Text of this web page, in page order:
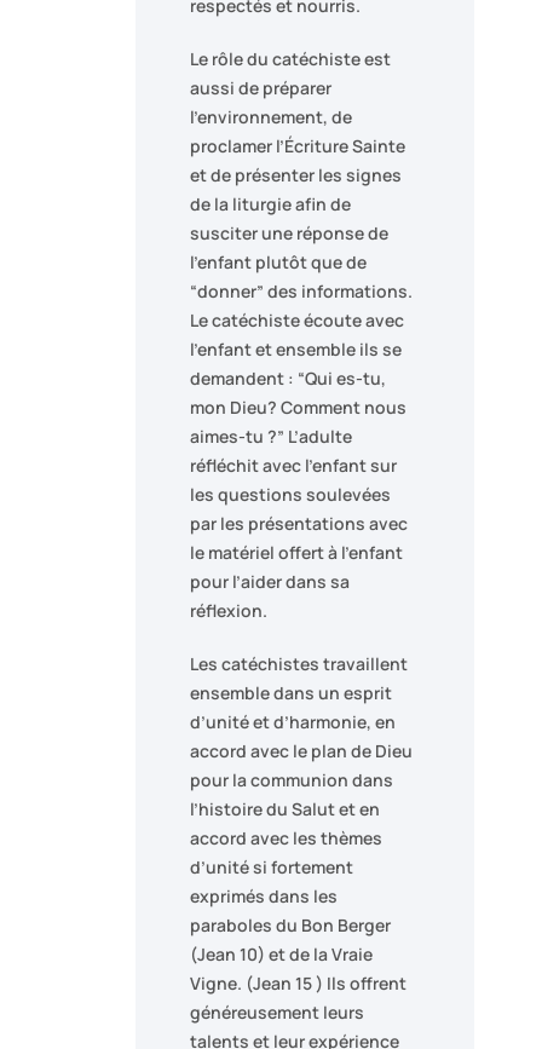
respectés et nourris.
Le rôle du catéchiste est
aussi de préparer
l’environnement, de
proclamer l’Écriture Sainte
et de présenter les signes
de la liturgie afin de
susciter une réponse de
l’enfant plutôt que de
“donner” des informations.
Le catéchiste écoute avec
l’enfant et ensemble ils se
demandent : “Qui es-tu,
mon Dieu? Comment nous
aimes-tu ?” L’adulte
réfléchit avec l’enfant sur
les questions soulevées
par les présentations avec
le matériel offert à l’enfant
pour l’aider dans sa
réflexion.
Les catéchistes travaillent
ensemble dans un esprit
d’unité et d’harmonie, en
accord avec le plan de Dieu
pour la communion dans
l’histoire du Salut et en
accord avec les thèmes
d’unité si fortement
exprimés dans les
paraboles du Bon Berger
(Jean 10) et de la Vraie
Vigne. (Jean 15 ) Ils offrent
généreusement leurs
talents et leur expérience